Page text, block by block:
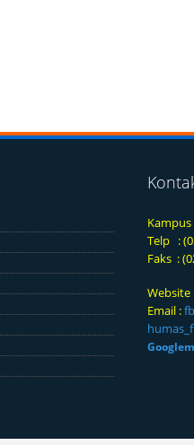
Telp :
Faks :
Website
Email :